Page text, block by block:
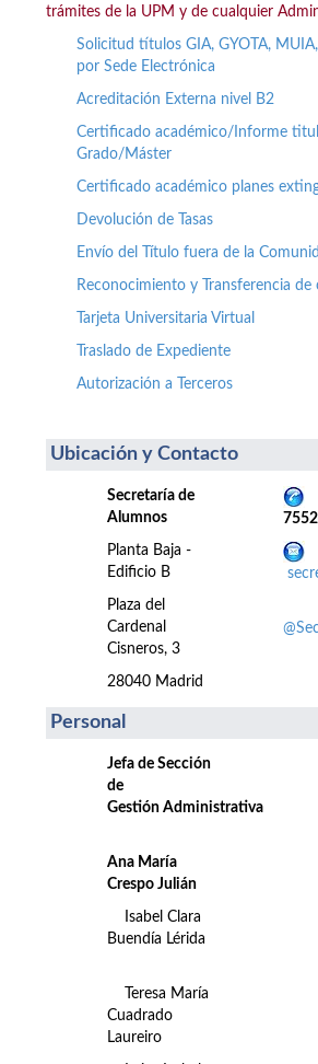
trámites de la UPM y de cualquier
Solicitud títulos GIA, GYOTA,
por Sede Electrónica
Acreditación Externa nivel B2
Certificado académico/Informe
Grado/Máster
Certificado académico planes
Devolución de Tasas
Envío del Título fuera de la
Reconocimiento y Transferencia de
Tarjeta Universitaria Virtual
Traslado de Expediente
Autorización a Terceros
Ubicación y Contacto
Secretaría de
Alumnos
Planta Baja -
Edificio B
Plaza del
Cardenal
Cisneros, 3
28040 Madrid
Personal
Jefa de Sección
de
Gestión Administrativa
Ana María
Crespo Julián
Isabel Clara
Buendía Lérida
Teresa María
Cuadrado
Laureiro